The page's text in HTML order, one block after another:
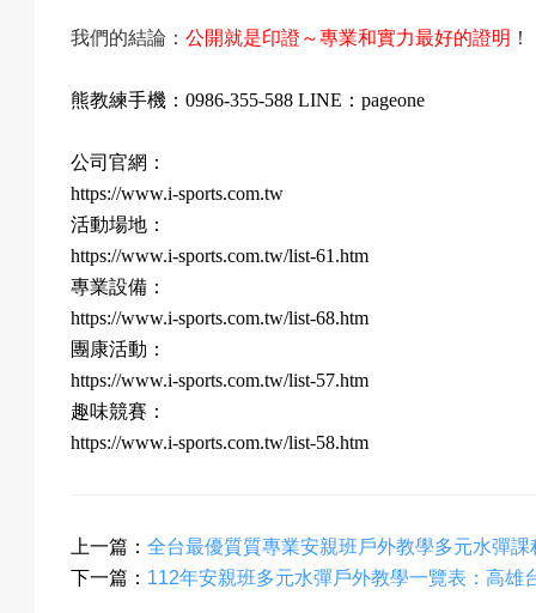
我們的結論：公開就是印證～專業和實力最好的證明 ！
熊教練手機：0986-355-588 LINE ：pageone
公司官網：
https://www.i-sports.com.tw
活動場地：
https://www.i-sports.com.tw/list-61.htm
專業設備：
https://www.i-sports.com.tw/list-68.htm
團康活動：
https://www.i-sports.com.tw/list-57.htm
趣味競賽：
https://www.i-sports.com.tw/list-58.htm
上一篇：全台最優質質專業安親班戶外教學多元水彈課
下一篇： 112年安親班多元水彈戶外教學一覽表：高雄